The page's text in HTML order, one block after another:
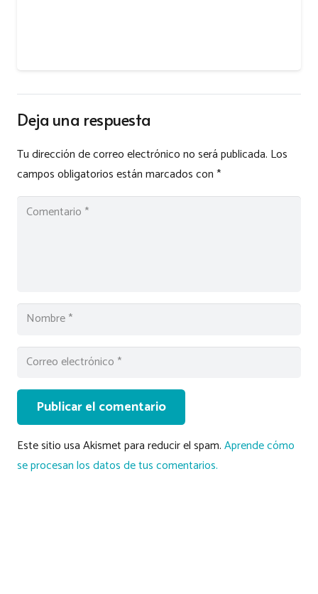
Deja una respuesta
Tu dirección de correo electrónico no será publicada. Los
campos obligatorios están marcados con*
Publicar el comentario
Este sitio usa Akismet para reducir el spam.Aprende cómo
se procesan los datos de tus comentarios.